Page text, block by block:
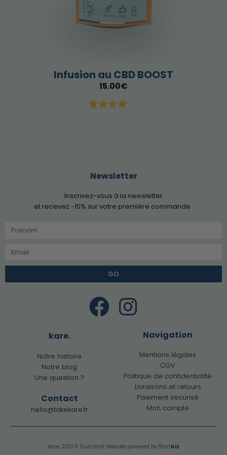
Infusion au CBD BOOST
15.00€
Newsletter
Inscrivez-vous à la newsletter
et recevez -15% sur votre première commande :
GO
kare.
Notre histoire
Notre blog
Une question ?
Contact
hello@takekare.fr
Navigation
Mentions légales
CGV
Politique de confidentialité
Livraisons et retours
Paiement sécurisé
Mon compte
kare. 2021 © Tous droit réservés powered by Startbiz